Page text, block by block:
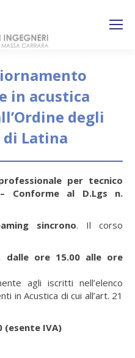
in acustica
degli
Latina
per tecnico
Conforme al D.Lgs n.
sincrono. Il corso
dalle ore 15.00 alle ore
agli iscritti nell’elenco
in Acustica di cui all’art. 21
(esente IVA)